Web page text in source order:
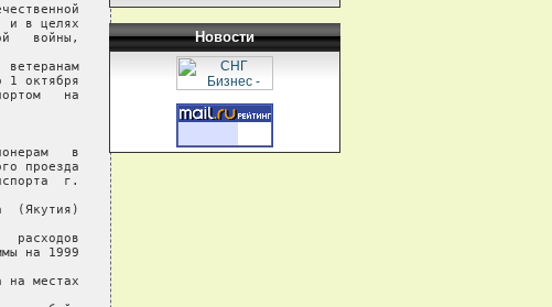
и в целях
войны,
ветеранам
1 октября
на
в
проезда
г.
(Якутия)
расходов
на 1999
на местах
Новости